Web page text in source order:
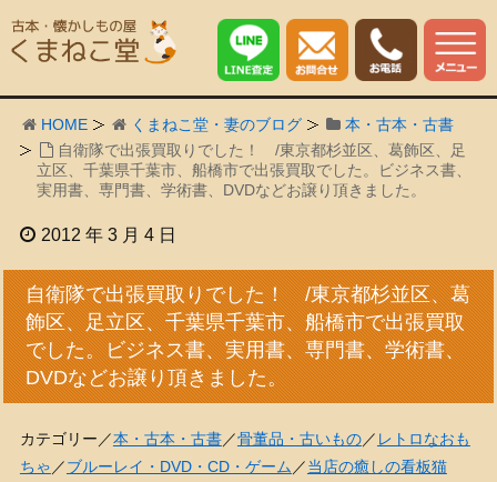
HOME くまねこ堂・妻のブログ
本・古本・古書
自衛隊で出張買取りでした！ /東京都杉並区、葛飾区、足
立区、千葉県千葉市、船橋市で出張買取でした。ビジネス書、
実用書、専門書、学術書、DVDなどお譲り頂きました。
2012 年 3 月 4 日
自衛隊で出張買取りでした！ /東京都杉並区、葛
飾区、足立区、千葉県千葉市、船橋市で出張買取
でした。ビジネス書、実用書、専門書、学術書、
DVDなどお譲り頂きました。
カテゴリー／本・古本・古書／骨董品・古いもの／ レトロなおも
ちゃ／ブルーレイ・DVD・CD・ゲーム／当店の癒しの看板猫